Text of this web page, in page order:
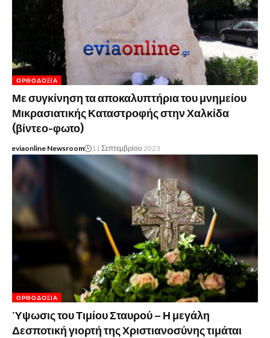
ΟΡΘΟΔΟΞΊΑ
Με συγκίνηση τα αποκαλυπτήρια του μνημείου
Μικρασιατικής Καταστροφής στην Χαλκίδα
(βίντεο-φωτο)
eviaonline Newsroom 11 Σεπτεμβρίου 2023
ΟΡΘΟΔΟΞΊΑ
Ύψωσις του Τιμίου Σταυρού – Η μεγάλη
Δεσποτική γιορτή της Χριστιανοσύνης τιμάται